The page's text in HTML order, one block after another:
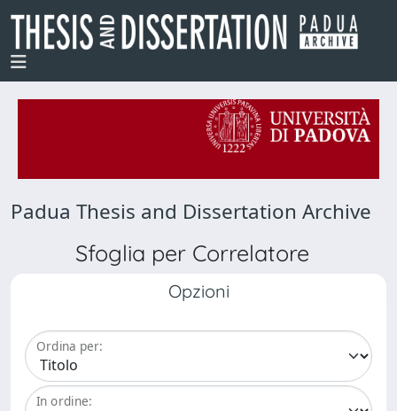
Padua Thesis and Dissertation Archive
Sfoglia per Correlatore
Opzioni
Ordina per:
In ordine: